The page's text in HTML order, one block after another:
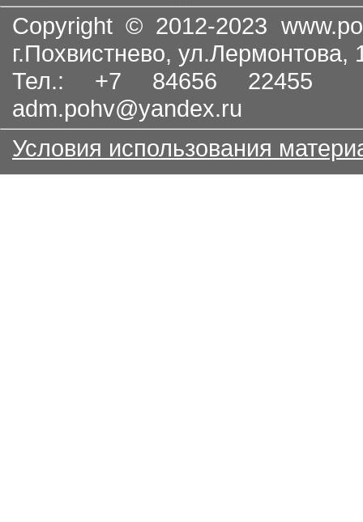
Copyright © 2012-2023
г.Похвистнево, ул.Лермонтова,
Тел.: +7 84656
adm.pohv@yandex.ru
Условия использования